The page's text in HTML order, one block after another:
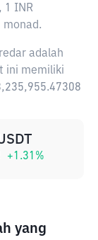
1 INR
monad.
adalah
ini memiliki
+1.31 %
yang